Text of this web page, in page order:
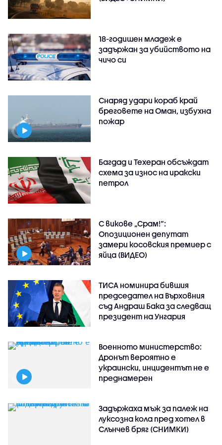
18-годишен младеж е
задържан за убийството на
чичо си
Снаряд удари кораб край
бреговете на Оман, избухна
пожар
Багдад и Техеран обсъждат
схема за износ на иракски
петрол
С викове „Срам!“:
Опозиционен депутат
замери косовския премиер с
яйца (ВИДЕО)
ТИСА номинира бившия
председател на Върховния
съд Андраш Бака за следващ
президент на Унгария
Военното министерство:
Дронът вероятно е
украински, инцидентът не е
преднамерен
Задържаха мъж за палеж на
луксозна кола пред хотел в
Слънчев бряг (СНИМКИ)